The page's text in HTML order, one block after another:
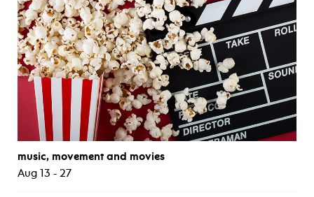
music, movement and movies
Aug 13 - 27